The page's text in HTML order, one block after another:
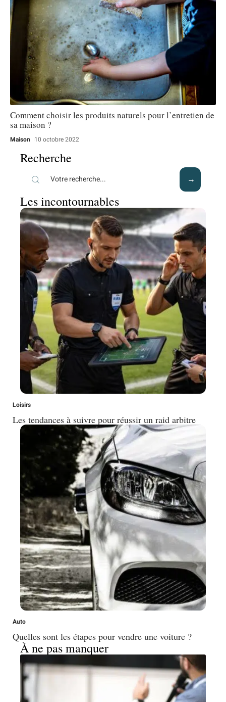
Comment choisir les produits naturels pour l’entretien de
sa maison ?
Maison 10 octobre 2022
Recherche
Les incontournables
Loisirs
Les tendances à suivre pour réussir un raid arbitre
Auto
Quelles sont les étapes pour vendre une voiture ?
À ne pas manquer